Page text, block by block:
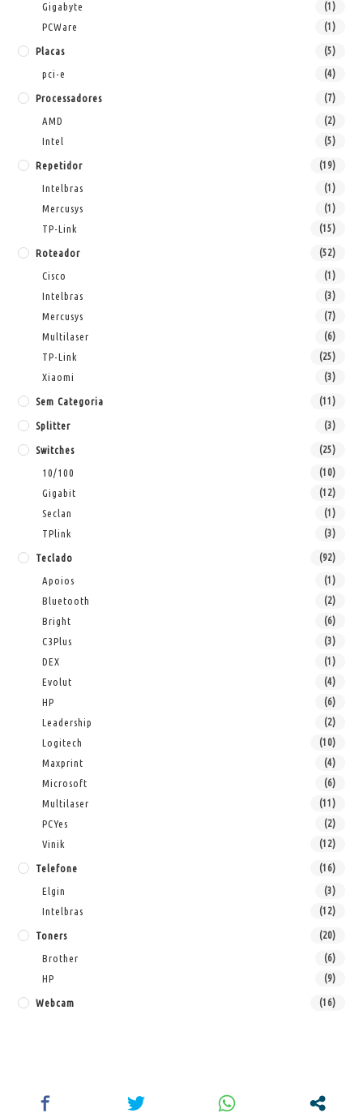
Gigabyte (1)
PCWare (1)
Placas (5)
pci-e (4)
Processadores (7)
AMD (2)
Intel (5)
Repetidor (19)
Intelbras (1)
Mercusys (1)
TP-Link (15)
Roteador (52)
Cisco (1)
Intelbras (3)
Mercusys (7)
Multilaser (6)
TP-Link (25)
Xiaomi (3)
Sem Categoria (11)
Splitter (3)
Switches (25)
10/100 (10)
Gigabit (12)
Seclan (1)
TPlink (3)
Teclado (92)
Apoios (1)
Bluetooth (2)
Bright (6)
C3Plus (3)
DEX (1)
Evolut (4)
HP (6)
Leadership (2)
Logitech (10)
Maxprint (4)
Microsoft (6)
Multilaser (11)
PCYes (2)
Vinik (12)
Telefone (16)
Elgin (3)
Intelbras (12)
Toners (20)
Brother (6)
HP (9)
Webcam (16)